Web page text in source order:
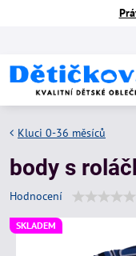
SKLADEM
Kluci 0-36 měsíců
body s
Hodnocení